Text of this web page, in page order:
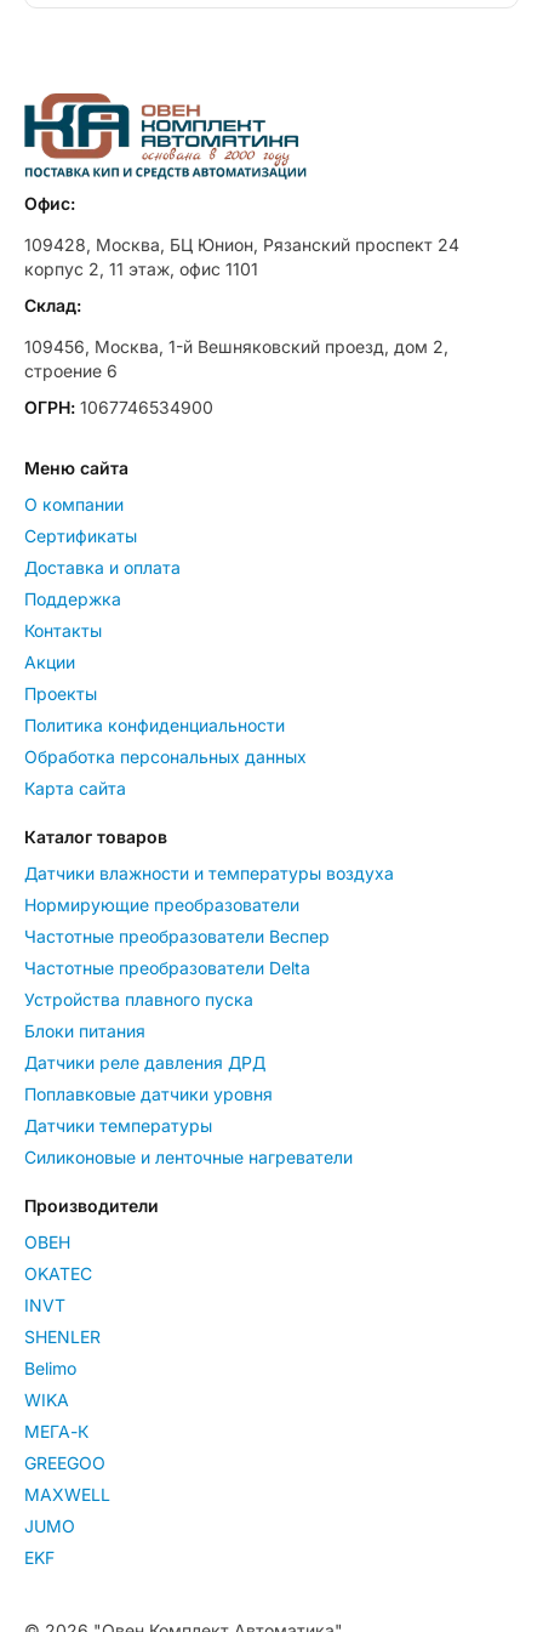
Офис:
109428, Москва, БЦ Юнион, Рязанский проспект 24
корпус 2, 11 этаж, офис 1101
Склад:
109456, Москва, 1-й Вешняковский проезд, дом 2,
строение 6
ОГРН: 1067746534900
Меню сайта
О компании
Сертификаты
Доставка и оплата
Поддержка
Контакты
Акции
Проекты
Политика конфиденциальности
Обработка персональных данных
Карта сайта
Каталог товаров
Датчики влажности и температуры воздуха
Нормирующие преобразователи
Частотные преобразователи Веспер
Частотные преобразователи Delta
Устройства плавного пуска
Блоки питания
Датчики реле давления ДРД
Поплавковые датчики уровня
Датчики температуры
Силиконовые и ленточные нагреватели
Производители
ОВЕН
OKATEC
INVT
SHENLER
Belimo
WIKA
МЕГА-К
GREEGOO
MAXWELL
JUMO
EKF